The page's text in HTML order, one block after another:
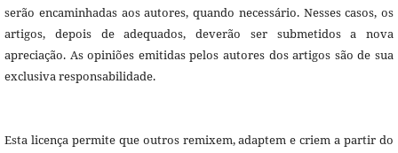
serão encaminhadas aos autores, quando necessário. Nesses casos, os
artigos, depois de adequados, deverão ser submetidos a nova
apreciação. As opiniões emitidas pelos autores dos artigos são de sua
exclusiva responsabilidade.
Esta licença permite que outros remixem, adaptem e criem a partir do